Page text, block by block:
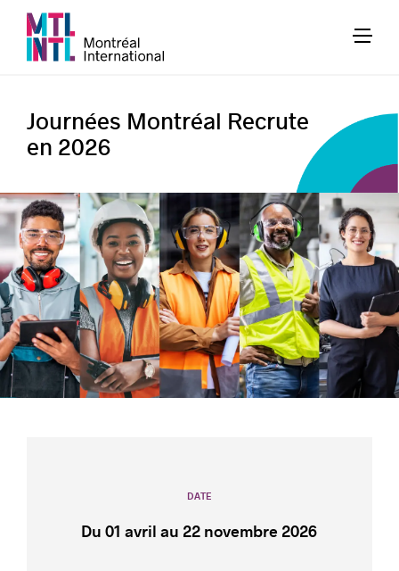
Histoires de réussite
Journées Montréal Recrute
en 2026
DATE
Du 01 avril au 22 novembre 2026